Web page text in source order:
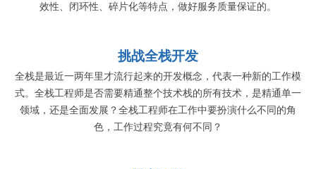
效性、闭环性、碎片化等特点，做好服务质量保证的。
挑战全栈开发
全栈是最近一两年里才流行起来的开发概念，代表一种新的工作模
式。全栈工程师是否需要精通整个技术栈的所有技术，是精通单一
领域，还是全面发展？全栈工程师在工作中要扮演什么不同的角
色，工作过程究竟有何不同？